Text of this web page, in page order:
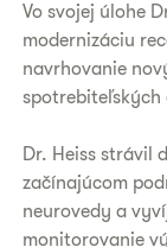
Vo svojej úlohe
modernizáciu
navrhovanie
spotrebiteľských
Dr. Heiss strávil
začínajúcom
neurovedy a
monitorovanie